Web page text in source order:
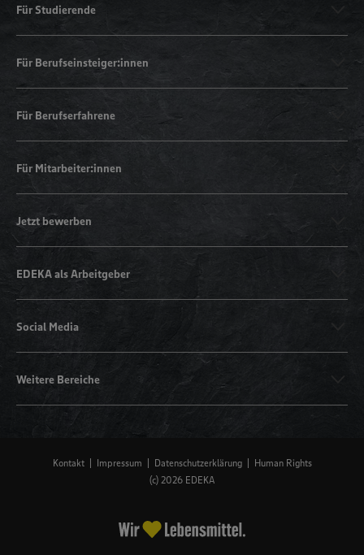
Für Studierende
Für Berufseinsteiger:innen
Für Berufserfahrene
Für Mitarbeiter:innen
Jetzt bewerben
EDEKA als Arbeitgeber
Social Media
Weitere Bereiche
Kontakt Impressum Datenschutzerklärung
Human Rights
(c) 2026 EDEKA